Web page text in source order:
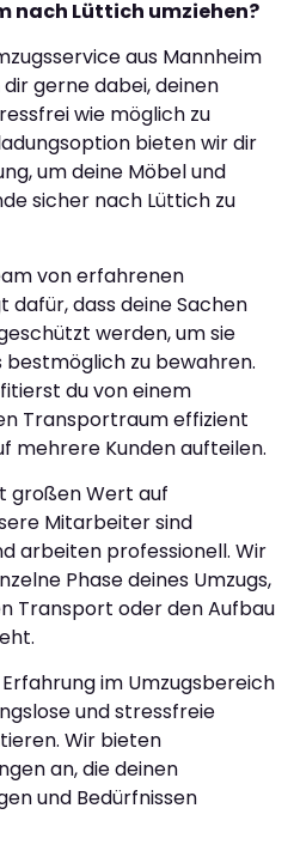
nach Lüttich umziehen?
aus Mannheim
gerne dabei, deinen
wie möglich zu
bieten wir dir
um deine Möbel und
sicher nach Lüttich zu
von erfahrenen
dafür, dass deine Sachen
werden, um sie
zu bewahren.
du von einem
Transportraum effizient
mehrere Kunden aufteilen.
großen Wert auf
Mitarbeiter sind
arbeiten professionell. Wir
Phase deines Umzugs,
Transport oder den Aufbau
im Umzugsbereich
und stressfreie
Wir bieten
an, die deinen
und Bedürfnissen